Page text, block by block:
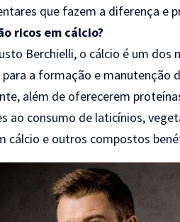
que fazem a diferença e
ricos em cálcio?
Berchielli, o cálcio é um
a formação e manutenção
além de oferecerem
ao consumo de laticínios,
cálcio e outros compostos